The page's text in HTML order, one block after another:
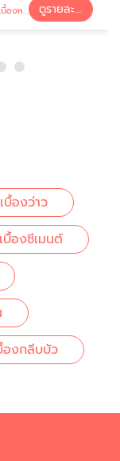
หลังคา ดูรายละเอียด
บื้องว่าว
บื้องซีเมนต์
องกลีบบัว